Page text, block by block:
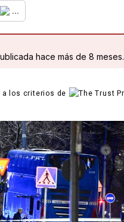
...
hace más de 8 meses.
a los criterios de